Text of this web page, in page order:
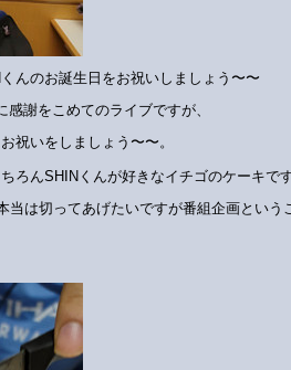
んのお誕生日をお祝いしましょう〜〜
謝をこめてのライブですが、
祝いをしましょう〜〜。
ろんSHINくんが好きなイチゴのケーキで
当は切ってあげたいですが番組企画という